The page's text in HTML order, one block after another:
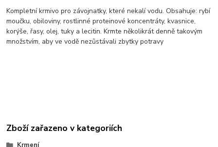
Kompletní krmivo pro závojnatky, které nekalí vodu. Obsahuje: rybí
moučku, obiloviny, rostlinné proteinové koncentráty, kvasnice,
korýše, řasy, olej, tuky a lecitin. Krmte několikrát denně takovým
množstvím, aby ve vodě nezůstávali zbytky potravy
Zboží zařazeno v kategoriích
Krmení